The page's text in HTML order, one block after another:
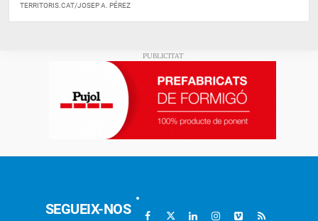
TERRITORIS.CAT/JOSEP A. PÉREZ
SEGUEIX-NOS